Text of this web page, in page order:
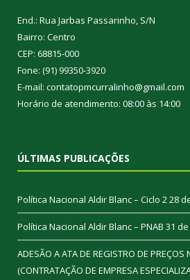
End.: Rua Jarbas Passarinho, S/N
Bairro: Centro
CEP: 68815-000
Fone: (91) 99350-3920
E-mail: contatopmcurralinho@gmail.com
Horário de atendimento: 08:00 às 14:00
ÚLTIMAS PUBLICAÇÕES
Política Nacional Aldir Blanc – Ciclo 228
Política Nacional Aldir Blanc – PNAB 31
ADESÃO A ATA DE REGISTRO DE PREÇOS
(CONTRATAÇÃO DE EMPRESA